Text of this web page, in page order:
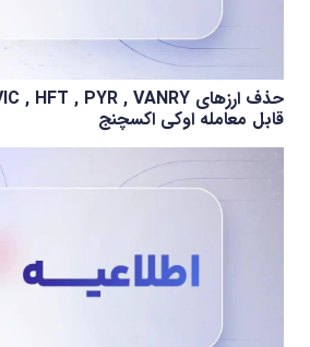
قابل معامله اوکی اکسچنج